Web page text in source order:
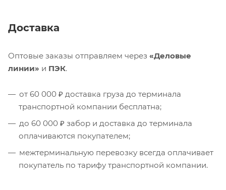
Доставка
Оптовые заказы отправляем через «Деловые
линии» и ПЭК.
от 60 000 ₽ доставка груза до терминала
транспортной компании бесплатна;
до 60 000 ₽ забор и доставка до терминала
оплачиваются покупателем;
межтерминальную перевозку всегда оплачивает
покупатель по тарифу транспортной компании.